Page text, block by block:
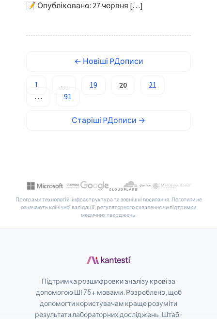
📝 Опубліковано: 27 червня […]
← Новіші PДописи
1 … 19 20
21
…
91
Старіші PДописи →
Програми технологій, інфраструктура та зовнішні посилання. Логотипи не
означають клінічної валідації, регуляторного схвалення чи підтримки
медичних тверджень.
Підтримка розшифровки аналізу крові за
допомогою ШІ 75+ мовами. Розроблено, щоб
допомогти користувачам краще розуміти
результати лабораторних досліджень. Штаб-
Català
Қазақ тілі
Suomi
سنڌي
සිංහල
Македонски јазик
Gàidhlig
ພາສາລາວ